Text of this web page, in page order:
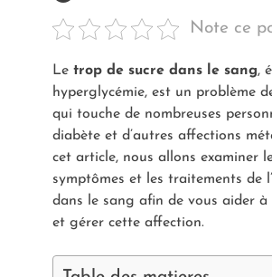
Note ce
Le trop de sucre dans le sang,
hyperglycémie, est un problème
qui touche de nombreuses
diabète et d’autres affections
cet article, nous allons examiner
symptômes et les traitements de
dans le sang afin de vous aider à
et gérer cette affection.